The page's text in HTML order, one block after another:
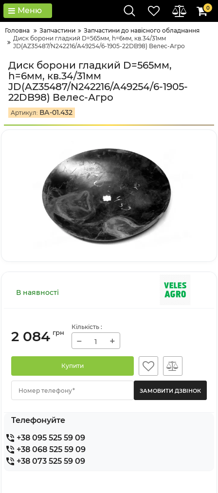
Меню 0
Головна Запчастини
Запчастини до навісного обладнання
Диск борони гладкий D=565мм, h=6мм, кв.34/31мм
JD(AZ35487/N242216/A49254/6-1905-22DB98) Велес-Агро
Диск борони гладкий D=565мм,
h=6мм, кв.34/31мм
JD(AZ35487/N242216/A49254/6-1905-
22DB98) Велес-Агро
Артикул: ВА-01.432
В наявності
2 084 грн
Кількість :
− +
Купити
Номер телефону*
Телефонуйте
+38 095 525 59 09
+38 068 525 59 09
+38 073 525 59 09